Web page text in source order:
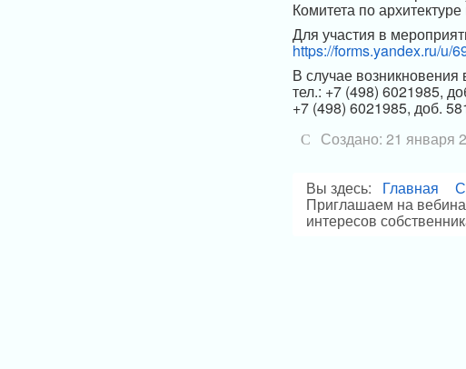
Комитета по
Для участия в
https://forms.yandex.ru/u/
В случае
тел.: +7 (498) 6021985,
+7 (498) 6021985, доб.
Создано: 21 января
Вы здесь: Главная
Приглашаем на
интересов